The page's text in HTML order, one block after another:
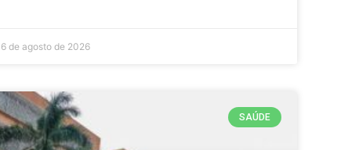
6 de agosto de 2026
SAÚDE